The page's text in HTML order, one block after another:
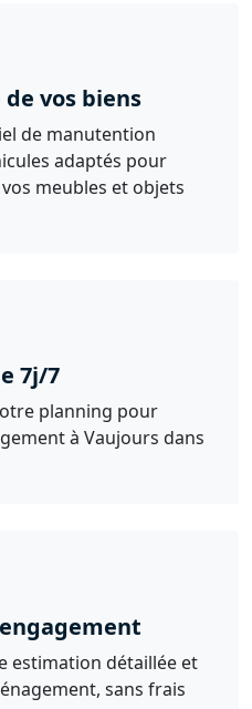
vos biens
de manutention
adaptés pour
meubles et objets
7j/7
planning pour
à Vaujours dans
estimation détaillée et
sans frais